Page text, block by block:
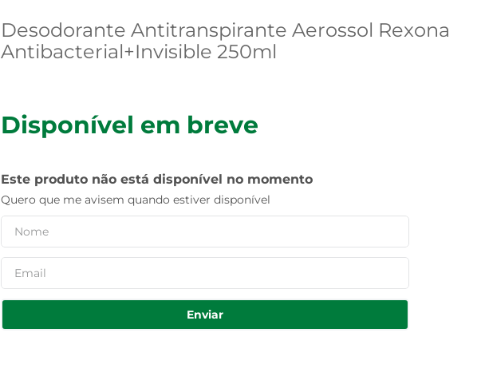
Desodorante Antitranspirante Aerossol Rexona
Antibacterial+Invisible 250ml
Disponível em breve
Este produto não está disponível no momento
Quero que me avisem quando estiver disponível
Enviar